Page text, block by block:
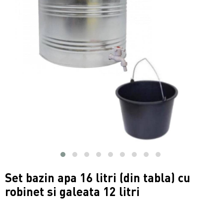
Set bazin apa 16 litri (din tabla) cu
robinet si galeata 12 litri